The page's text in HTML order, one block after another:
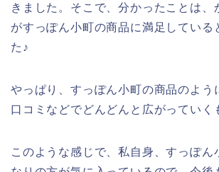
きました。そこで、分かったことは、
がすっぽん小町の商品に満足している
た♪
やっぱり、すっぽん小町の商品のよう
口コミなどでどんどんと広がっていく
このような感じで、私自身、すっぽん